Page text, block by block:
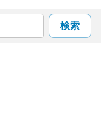
検索